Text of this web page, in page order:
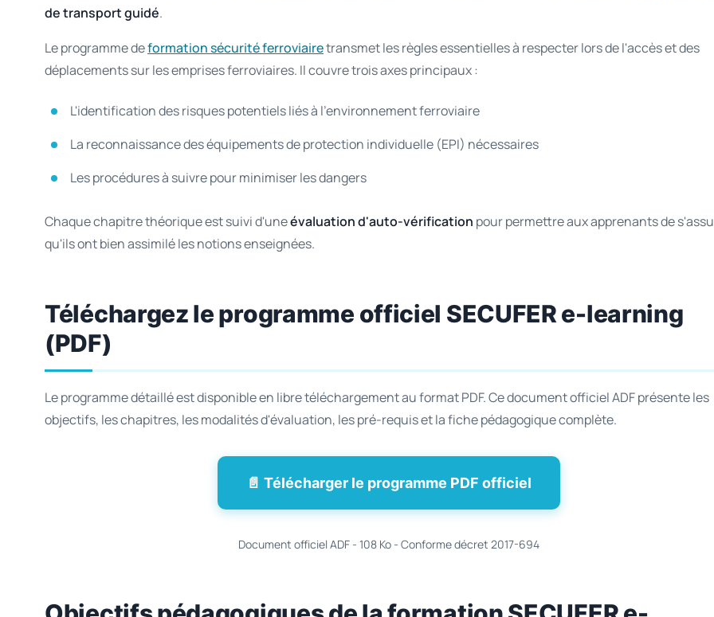
de transport guidé.
Le programme deformation sécurité ferroviairetransmet les règles essentielles à respecter lors de l'accès et des
déplacements sur les emprises ferroviaires. Il couvre trois axes principaux :
L'identification des risques potentiels liés à l'environnement ferroviaire
La reconnaissance des équipements de protection individuelle (EPI) nécessaires
Les procédures à suivre pour minimiser les dangers
Chaque chapitre théorique est suivi d'uneévaluation d'auto-vérification pour permettre aux apprenants de
qu'ils ont bien assimilé les notions enseignées.
Téléchargez le programme officiel SECUFER e-learning
(PDF)
Le programme détaillé est disponible en libre téléchargement au format PDF. Ce document officiel ADF présente les
objectifs, les chapitres, les modalités d'évaluation, les pré-requis et la fiche pédagogique complète.
📄 Télécharger le programme PDF officiel
Document officiel ADF - 108 Ko - Conforme décret 2017-694